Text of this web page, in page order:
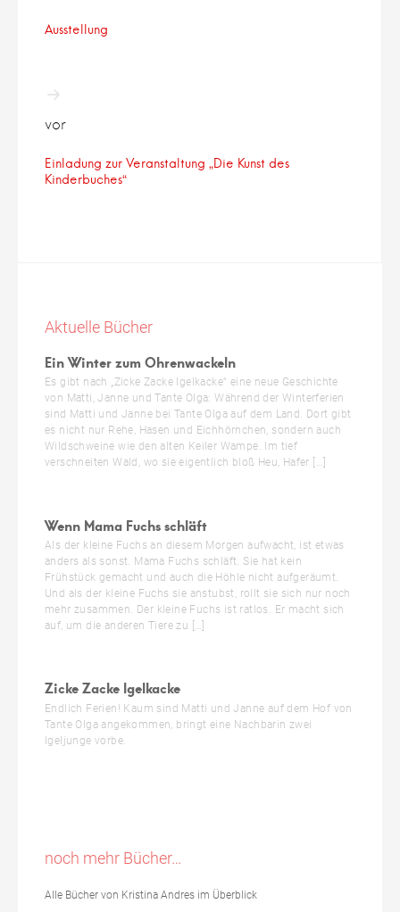
Ausstellung
vor
Einladung zur Veranstaltung „Die Kunst des
Kinderbuches“
Aktuelle Bücher
Ein Winter zum Ohrenwackeln
Es gibt nach „Zicke Zacke Igelkacke“ eine neue Geschichte
von Matti, Janne und Tante Olga: Während der Winterferien
sind Matti und Janne bei Tante Olga auf dem Land. Dort gibt
es nicht nur Rehe, Hasen und Eichhörnchen, sondern auch
Wildschweine wie den alten Keiler Wampe. Im tief
verschneiten Wald, wo sie eigentlich bloß Heu, Hafer […]
Wenn Mama Fuchs schläft
Als der kleine Fuchs an diesem Morgen aufwacht, ist etwas
anders als sonst. Mama Fuchs schläft. Sie hat kein
Frühstück gemacht und auch die Höhle nicht aufgeräumt.
Und als der kleine Fuchs sie anstubst, rollt sie sich nur noch
mehr zusammen. Der kleine Fuchs ist ratlos. Er macht sich
auf, um die anderen Tiere zu […]
Zicke Zacke Igelkacke
Endlich Ferien! Kaum sind Matti und Janne auf dem Hof von
Tante Olga angekommen, bringt eine Nachbarin zwei
Igeljunge vorbe.
noch mehr Bücher…
Alle Bücher von Kristina Andres im Überblick